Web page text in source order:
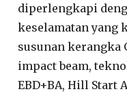
diperlengkapi
keselamatan yang
susunan kerangka
impact beam,
EBD+BA, Hill Start